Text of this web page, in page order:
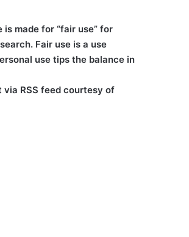
made for “fair use” for
Fair use is a use
use tips the balance in
via RSS feed courtesy of